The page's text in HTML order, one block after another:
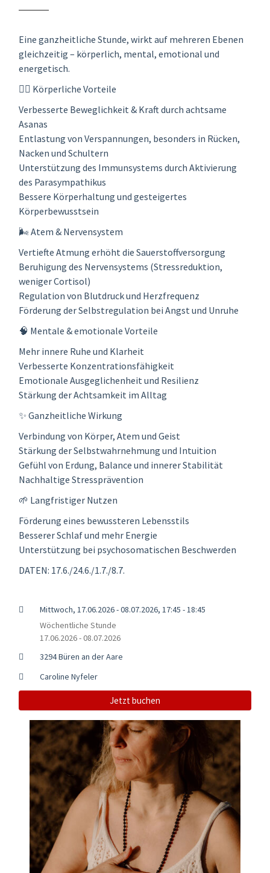
Eine ganzheitliche Stunde, wirkt auf mehreren Ebenen
gleichzeitig – körperlich, mental, emotional und
energetisch.
🧘‍♀️ Körperliche Vorteile
Verbesserte Beweglichkeit & Kraft durch achtsame
Asanas
Entlastung von Verspannungen, besonders in Rücken,
Nacken und Schultern
Unterstützung des Immunsystems durch Aktivierung
des Parasympathikus
Bessere Körperhaltung und gesteigertes
Körperbewusstsein
🌬️ Atem & Nervensystem
Vertiefte Atmung erhöht die Sauerstoffversorgung
Beruhigung des Nervensystems (Stressreduktion,
weniger Cortisol)
Regulation von Blutdruck und Herzfrequenz
Förderung der Selbstregulation bei Angst und Unruhe
🧠 Mentale & emotionale Vorteile
Mehr innere Ruhe und Klarheit
Verbesserte Konzentrationsfähigkeit
Emotionale Ausgeglichenheit und Resilienz
Stärkung der Achtsamkeit im Alltag
✨ Ganzheitliche Wirkung
Verbindung von Körper, Atem und Geist
Stärkung der Selbstwahrnehmung und Intuition
Gefühl von Erdung, Balance und innerer Stabilität
Nachhaltige Stressprävention
🌱 Langfristiger Nutzen
Förderung eines bewussteren Lebensstils
Besserer Schlaf und mehr Energie
Unterstützung bei psychosomatischen Beschwerden
DATEN: 17.6./24.6./1.7./8.7.
Mittwoch, 17.06.2026 - 08.07.2026, 17:45 - 18:45
Wöchentliche Stunde
17.06.2026 - 08.07.2026
3294 Büren an der Aare
Caroline Nyfeler
Jetzt buchen